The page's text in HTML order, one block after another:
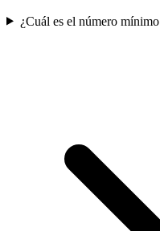
¿Cuál es el número